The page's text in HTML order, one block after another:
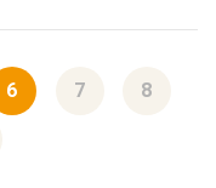
6 7 8